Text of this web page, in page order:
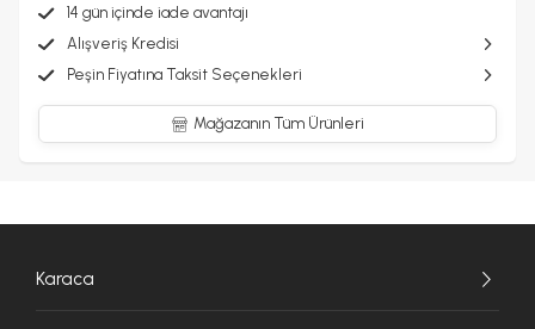
14 gün içinde iade avantajı
Alışveriş Kredisi
Peşin Fiyatına Taksit Seçenekleri
Mağazanın Tüm Ürünleri
Karaca